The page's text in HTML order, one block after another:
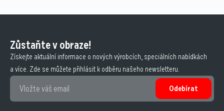
Zůstaňte v obraze!
Získejte aktuální informace o nových výrobcích, speciálních nabídkách
a více. Zde se můžete přihlásit k odběru našeho newsletteru.
Odebírat